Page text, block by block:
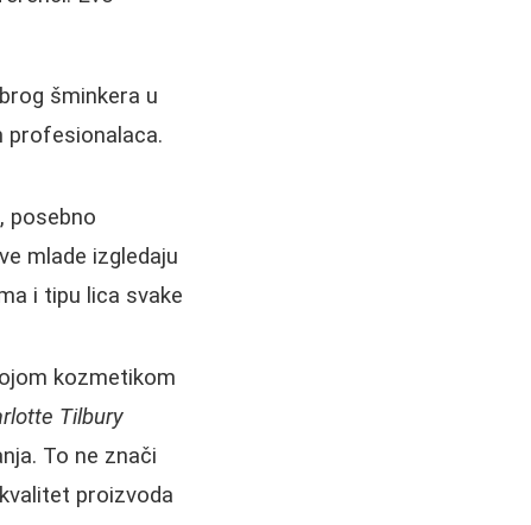
šminkera u
profesionalaca.
posebno
mlade izgledaju
i tipu lica svake
kozmetikom
Tilbury
To ne znači
proizvoda